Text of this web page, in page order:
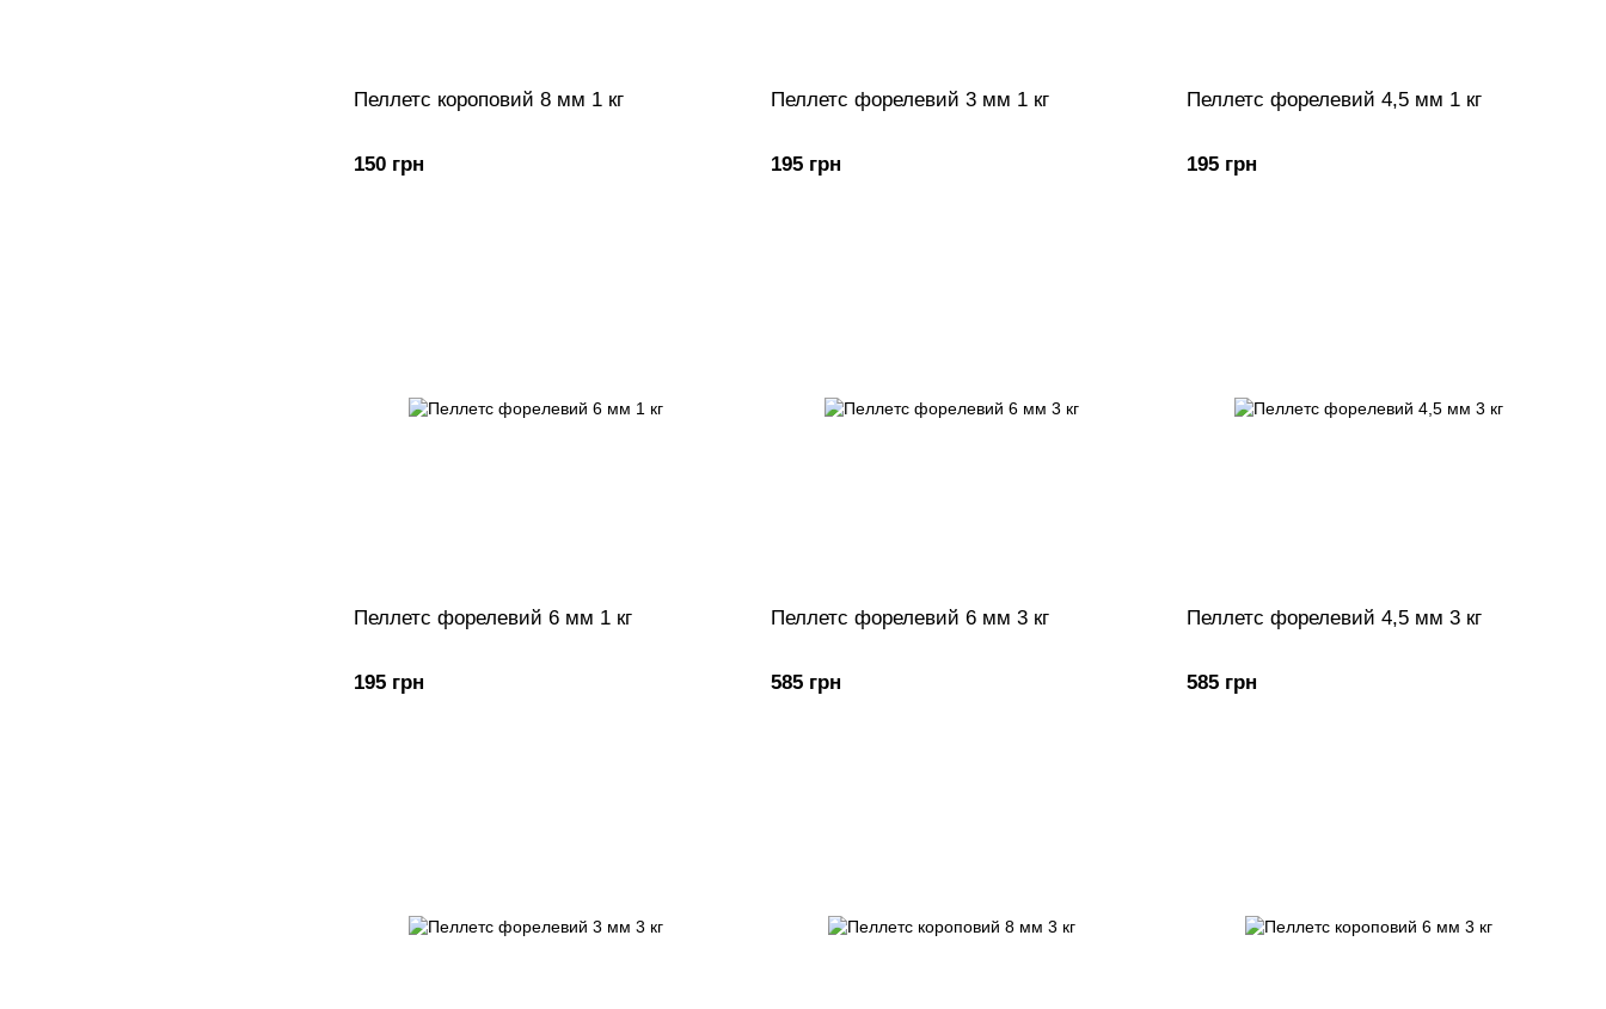
Пеллетс короповий 8 мм 1 кг
150 грн
Пеллетс форелевий 3 мм 1 кг
195 грн
Пеллетс форелевий 4,5 мм 1 кг
195 грн
Пеллетс форелевий 6 мм 1 кг
195 грн
Пеллетс форелевий 6 мм 3 кг
585 грн
Пеллетс форелевий 4,5 мм 3 кг
585 грн